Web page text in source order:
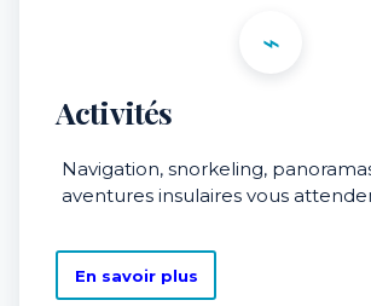
⌁
Activités
Navigation, snorkeling,
aventures insulaires vous
En savoir plus